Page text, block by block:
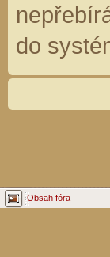
do
Obsah fóra